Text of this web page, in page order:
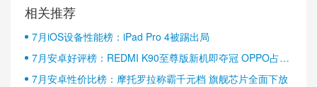
相关推荐
7月iOS设备性能榜：iPad Pro 4被踢出局
7月安卓好评榜：REDMI K90至尊版新机即夺冠 OPPO占据
半壁江山
7月安卓性价比榜：摩托罗拉称霸千元档 旗舰芯片全面下放